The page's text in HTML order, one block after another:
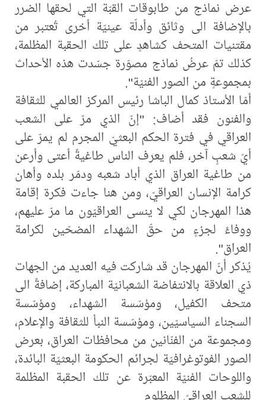
عرض نماذج من طابوقات القبّة التي لحقها الضرر
بالإضافة الى وثائق وأدلّة عينيّة أخرى تُعتبر من
مقتنيات المتحف كشاهدٍ على تلك الحقبة المظلمة،
كذلك تمّ عرضُ نماذج مصوّرة جسّدت هذه الأحداث
بمجموعةٍ من الصور الفنيّة".
أمّا الأستاذ كمال الباشا رئيس المركز العالمي للثقافة
والفنون فقد أضاف: "إنّ الذي مرّ على الشعب
العراقي في فترة الحكم البعثيّ المجرم لم يمرّ على
أيّ شعبٍ آخر، فلم يعرف الناس طاغيةً أعتى وأرعن
من طاغية العراق الذي أباد شعبه ودمّر بلده وأهان
كرامة الإنسان العراقيّ، ومن هنا جاءت فكرة إقامة
هذا المهرجان لكي لا ينسى العراقيّون ما مرّ عليهم،
ووفاءً لجزءٍ من حقّ الشهداء المضحّين لكرامة
العراق".
يُذكر أنّ المهرجان قد شاركت فيه العديد من الجهات
ذي العلاقة بالانتفاضة الشعبانيّة المباركة، إضافةً الى
متحف الكفيل، ومؤسّسة الشهداء، ومؤسّسة
السجناء السياسيّين، ومؤسّسة النبأ للثقافة والإعلام،
ومجموعة من الفنّانين من محافظات العراق، بعرض
الصور الفوتوغرافيّة لجرائم الحكومة البعثيّة البائدة،
واللوحات الفنيّة المعبّرة عن تلك الحقبة المظلمة
للشعب العراقيّ المظلوم.